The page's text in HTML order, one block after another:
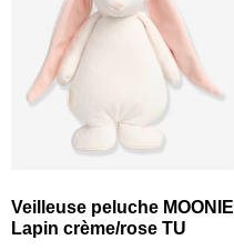
Veilleuse peluche MOONIE
Lapin crème/rose TU